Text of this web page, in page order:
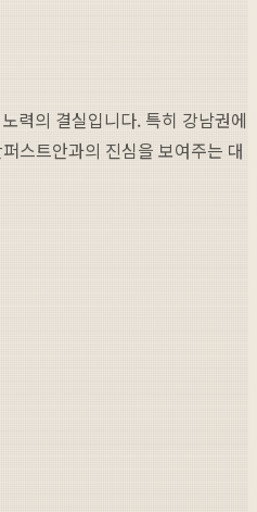
력의 결실입니다. 특히 강남권에
스트안과의 진심을 보여주는 대